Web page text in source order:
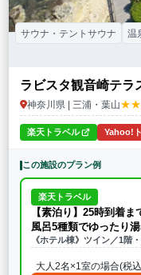
ラビスタ観音崎テラ
神奈川県 | 三浦・葉山
サウナ・テントサウナ 温
楽天トラベル Yahoo!
この施設のプラン例
楽天トラベル
【素泊り】25時到着
風呂5種類でゆったり
《ホテル棟》ツイン／1階
大人2名×1室の場合(税